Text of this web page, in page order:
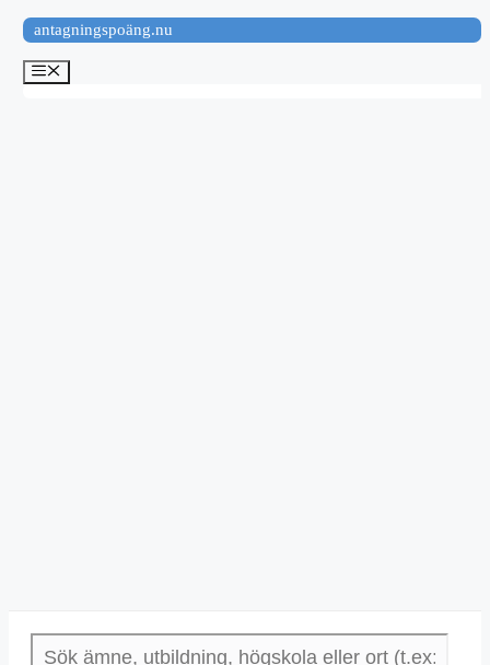
Hoppa
till
innehåll
antagningspoäng.nu
Meny